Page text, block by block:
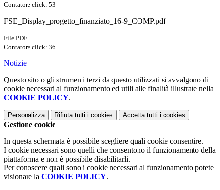
Contatore click: 53
FSE_Display_progetto_finanziato_16-9_COMP.pdf
File PDF
Contatore click: 36
Notizie
Questo sito o gli strumenti terzi da questo utilizzati si avvalgono di
cookie necessari al funzionamento ed utili alle finalità illustrate nella
COOKIE POLICY.
Personalizza Rifiuta tutti i cookies Accetta tutti i cookies
Gestione cookie
In questa schermata è possibile scegliere quali cookie consentire.
I cookie necessari sono quelli che consentono il funzionamento della
piattaforma e non è possibile disabilitarli.
Per conoscere quali sono i cookie necessari al funzionamento potete
visionare la COOKIE POLICY.